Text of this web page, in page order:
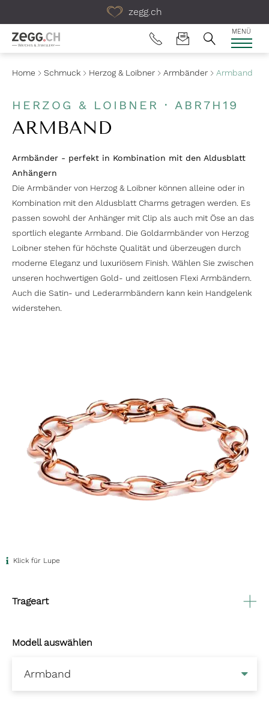
zegg.ch
MENÜ
Home Schmuck Herzog & Loibner Armbänder Armband
HERZOG & LOIBNER · ABR7H19
ARMBAND
Armbänder - perfekt in Kombination mit den Aldusblatt
Anhängern
Die Armbänder von Herzog & Loibner können alleine oder in
Kombination mit den Aldusblatt Charms getragen werden. Es
passen sowohl der Anhänger mit Clip als auch mit Öse an das
sportlich elegante Armband. Die Goldarmbänder von Herzog
Loibner stehen für höchste Qualität und überzeugen durch
moderne Eleganz und luxuriösem Finish. Wählen Sie zwischen
unseren hochwertigen Gold- und zeitlosen Flexi Armbändern.
Auch die Satin- und Lederarmbändern kann kein Handgelenk
widerstehen.
Klick für Lupe
Trageart
Modell auswählen